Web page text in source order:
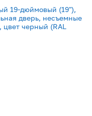
19-дюймовый (19"),
дверь, несъемные
цвет черный (RAL